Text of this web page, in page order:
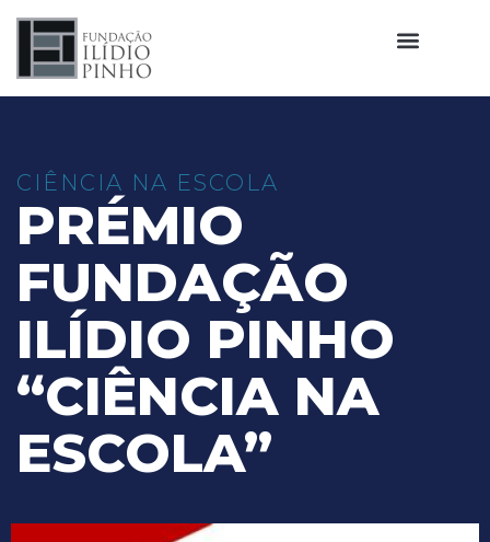
CIÊNCIA NA ESCOLA
PRÉMIO
FUNDAÇÃO
ILÍDIO PINHO
“CIÊNCIA NA
ESCOLA”